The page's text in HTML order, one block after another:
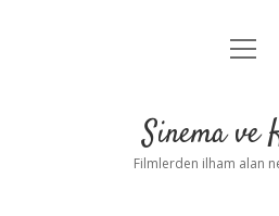
Gizlilik
Yasal
Sinema ve
Filmlerden ilham alan